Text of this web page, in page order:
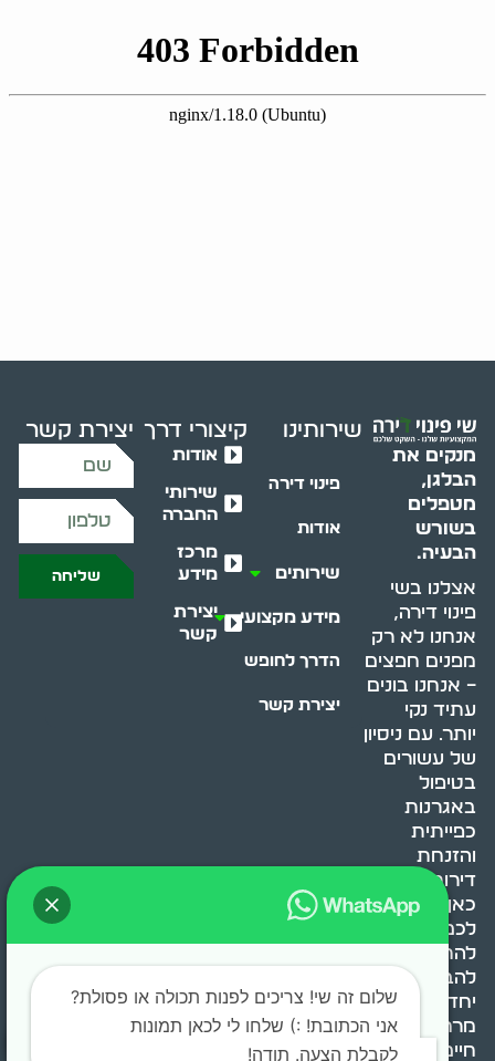
מנקים את
הבלגן,
מטפלים
בשורש
הבעיה.
אצלנו בשי
פינוי דירה,
אנחנו לא רק
מפנים חפצים
– אנחנו בונים
עתיד נקי
יותר. עם ניסיון
של עשורים
בטיפול
באגרנות
כפייתית
והזנחת
דירות, אנחנו
כאן כדי לעזור
לכם
להתמודד,
להבין ולשנות.
יחד, ניצור
מרחב
חיים בריא ומאוזן.
שירותינו
פינוי דירה
אודות
שירותים
מידע מקצועי
הדרך לחופש
יצירת קשר
קיצורי דרך
אודות
שירותי
החברה
מרכז
מידע
יצירת
קשר
יצירת קשר
שליחה
שלום זה שי! צריכים לפנות תכולה או פסולת?
אני הכתובת! :) שלחו לי לכאן תמונות
לקבלת הצעה. תודה!